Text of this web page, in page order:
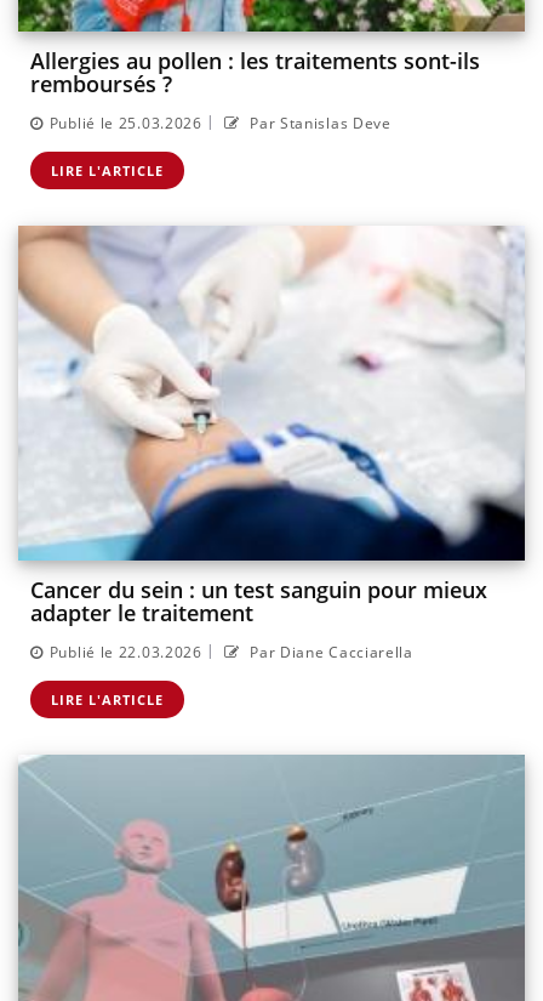
Allergies au pollen : les traitements sont-ils
remboursés ?
Publié le 25.03.2026 | Par Stanislas Deve
LIRE L'ARTICLE
Cancer du sein : un test sanguin pour mieux
adapter le traitement
Publié le 22.03.2026 | Par Diane Cacciarella
LIRE L'ARTICLE